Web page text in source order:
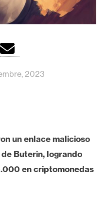
2023
un enlace malicioso
Buterin, logrando
en criptomonedas